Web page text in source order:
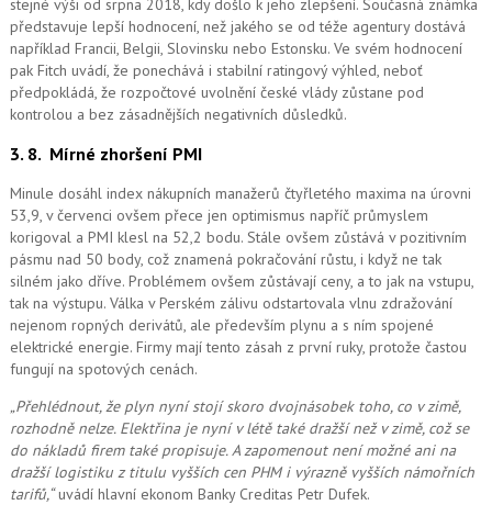
stejné výši od srpna 2018, kdy došlo k jeho zlepšení. Současná známka
představuje lepší hodnocení, než jakého se od téže agentury dostává
například Francii, Belgii, Slovinsku nebo Estonsku. Ve svém hodnocení
pak Fitch uvádí, že ponechává i stabilní ratingový výhled, neboť
předpokládá, že rozpočtové uvolnění české vlády zůstane pod
kontrolou a bez zásadnějších negativních důsledků.
3. 8. Mírné zhoršení PMI
Minule dosáhl index nákupních manažerů čtyřletého maxima na úrovni
53,9, v červenci ovšem přece jen optimismus napříč průmyslem
korigoval a PMI klesl na 52,2 bodu. Stále ovšem zůstává v pozitivním
pásmu nad 50 body, což znamená pokračování růstu, i když ne tak
silném jako dříve. Problémem ovšem zůstávají ceny, a to jak na vstupu,
tak na výstupu. Válka v Perském zálivu odstartovala vlnu zdražování
nejenom ropných derivátů, ale především plynu a s ním spojené
elektrické energie. Firmy mají tento zásah z první ruky, protože častou
fungují na spotových cenách.
„Přehlédnout, že plyn nyní stojí skoro dvojnásobek toho, co v zimě,
rozhodně nelze. Elektřina je nyní v létě také dražší než v zimě, což se
do nákladů firem také propisuje. A zapomenout není možnéani na
dražší logistiku z titulu vyšších cen PHM i výrazně vyšších námořních
tarifů,“uvádí hlavní ekonom Banky Creditas Petr Dufek.